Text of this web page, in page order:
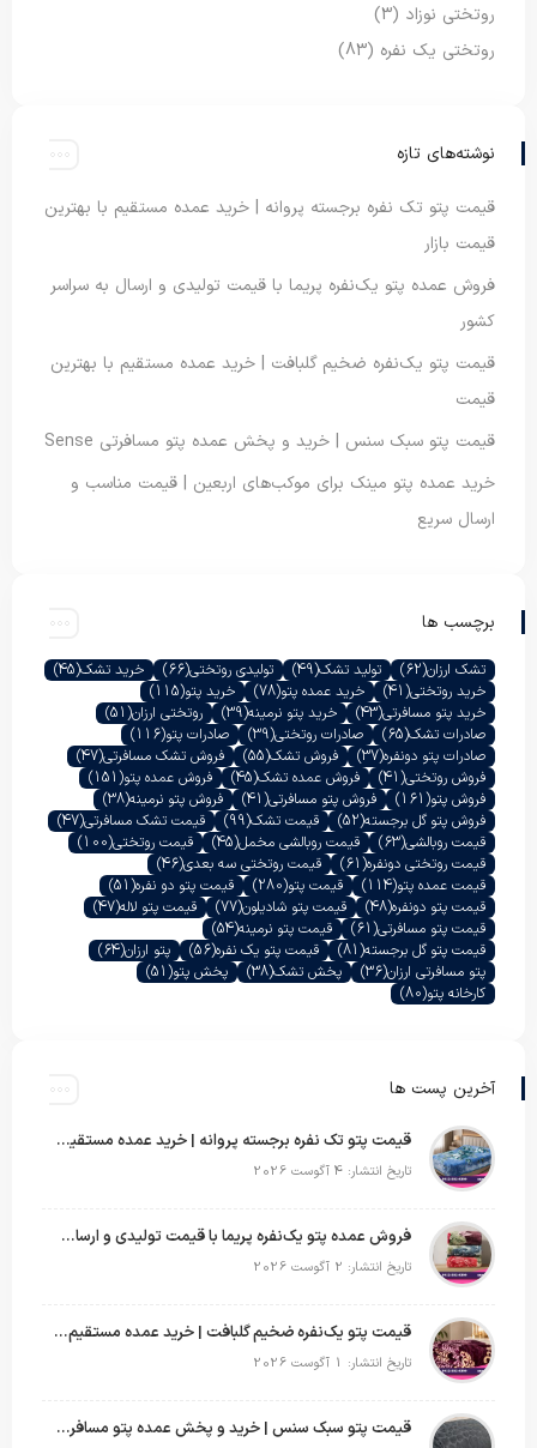
روتختی نوزاد (3)
روتختی یک نفره (83)
نوشته‌های تازه
قیمت پتو تک نفره برجسته پروانه | خرید عمده مستقیم با بهترین
قیمت بازار
فروش عمده پتو یک‌نفره پریما با قیمت تولیدی و ارسال به سراسر
کشور
قیمت پتو یک‌نفره ضخیم گلبافت | خرید عمده مستقیم با بهترین
قیمت
قیمت پتو سبک سنس | خرید و پخش عمده پتو مسافرتی Sense
خرید عمده پتو مینک برای موکب‌های اربعین | قیمت مناسب و
ارسال سریع
برچسب ها
تشک ارزان(62) تولید تشک(49) تولیدی روتختی(66) خرید تشک(45)
خرید روتختی(41) خرید عمده پتو(78) خرید پتو(115)
خرید پتو مسافرتی(43) خرید پتو نرمینه(39) روتختی ارزان(51)
صادرات تشک(65) صادرات روتختی(39) صادرات پتو(116)
صادرات پتو دونفره(37) فروش تشک(55) فروش تشک مسافرتی(47)
فروش روتختی(41) فروش عمده تشک(45) فروش عمده پتو(151)
فروش پتو(161) فروش پتو مسافرتی(41) فروش پتو نرمینه(38)
فروش پتو گل برجسته(52) قیمت تشک(99) قیمت تشک مسافرتی(47)
قیمت روبالشی(63) قیمت روبالشی مخمل(45) قیمت روتختی(100)
قیمت روتختی دونفره(61) قیمت روتختی سه بعدی(46)
قیمت عمده پتو(114) قیمت پتو(280) قیمت پتو دو نفره(51)
قیمت پتو دونفره(48) قیمت پتو شادیلون(77) قیمت پتو لاله(47)
قیمت پتو مسافرتی(61) قیمت پتو نرمینه(54)
قیمت پتو گل برجسته(81) قیمت پتو یک نفره(56) پتو ارزان(64)
پتو مسافرتی ارزان(36) پخش تشک(38) پخش پتو(51)
کارخانه پتو(80)
آخرین پست ها
قیمت پتو تک نفره برجسته پروانه | خرید عمده مستقیم با بهترین قیمت بازار
تاریخ انتشار: 4 آگوست 2026
فروش عمده پتو یک‌نفره پریما با قیمت تولیدی و ارسال به سراسر کشور
تاریخ انتشار: 2 آگوست 2026
قیمت پتو یک‌نفره ضخیم گلبافت | خرید عمده مستقیم با بهترین قیمت
تاریخ انتشار: 1 آگوست 2026
قیمت پتو سبک سنس | خرید و پخش عمده پتو مسافرتی Sense